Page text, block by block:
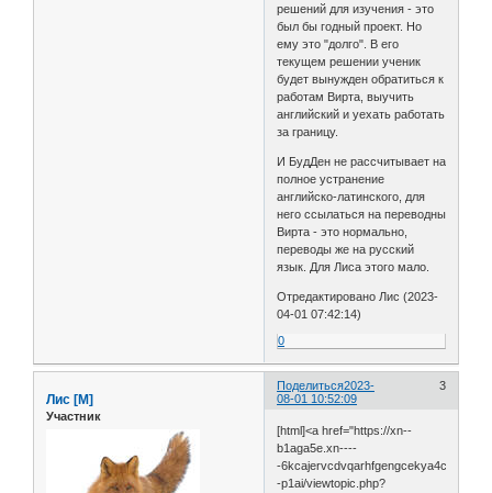
решений для изучения - это
был бы годный проект. Но
ему это "долго". В его
текущем решении ученик
будет вынужден обратиться к
работам Вирта, выучить
английский и уехать работать
за границу.
И БудДен не рассчитывает на
полное устранение
английско-латинского, для
него ссылаться на переводны
Вирта - это нормально,
переводы же на русский
язык. Для Лиса этого мало.
Отредактировано Лис (2023-
04-01 07:42:14)
0
Поделиться 3
2023-
08-01 10:52:09
Лис [М]
Участник
[html]<a href="https://xn--
b1aga5e.xn----
-6kcajervcdvqarhfgengcekya4c.xn-
-p1ai/viewtopic.php?